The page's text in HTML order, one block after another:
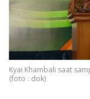
Kyai Khambali saat
(foto : dok)